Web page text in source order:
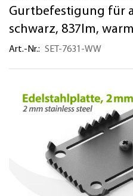
InhaltGurtbefestigung für
schwarz, 837lm,
Art.-Nr. SET-7631-WW
Ende